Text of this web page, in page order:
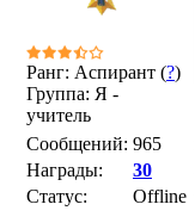
Ранг: Аспирант (?)
Группа: Я -
учитель
Сообщений: 965
Награды:
30
Статус:
Offline